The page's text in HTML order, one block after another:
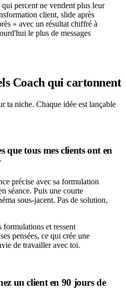
percent ne vendent plus leur
client, slide après
» avec un résultat chiffré à
le plus de messages
Coach qui cartonnent
ta niche. Chaque idée est lançable
que tous mes clients ont en
précise avec sa formulation
séance. Puis une courte
sous-jacent. Pas de solution,
formulations et ressent
pensées, ce qui crée une
de travailler avec toi.
un client en 90 jours de